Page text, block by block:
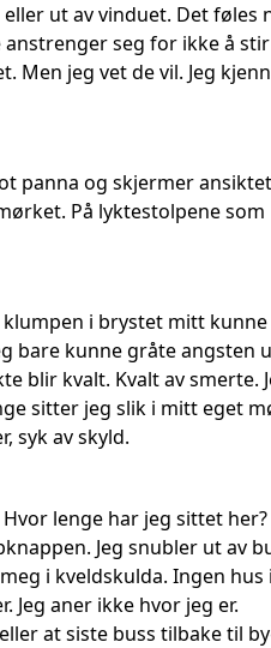
ut av vinduet. Det føles
seg for ikke å
Men jeg vet de vil. Jeg
panna og skjermer
På lyktestolpene som
klumpen i brystet mitt kunne
bare kunne gråte angsten
blir kvalt. Kvalt av smerte.
sitter jeg slik i mitt eget
syk av skyld.
lenge har jeg sittet
Jeg snubler ut av
i kveldskulda. Ingen hus
Jeg aner ikke hvor jeg er.
at siste buss tilbake til